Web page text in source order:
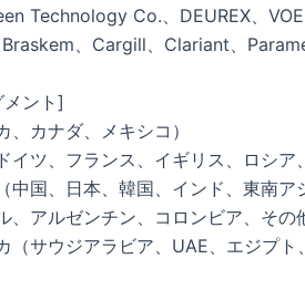
Technology Co.、DEUREX、
、Cargill、Clariant、
ント]
、カナダ、メキシコ）
イツ、フランス、イギリス、ロシア
中国、日本、韓国、インド、東南ア
、アルゼンチン、コロンビア、その
（サウジアラビア、UAE、エジプト